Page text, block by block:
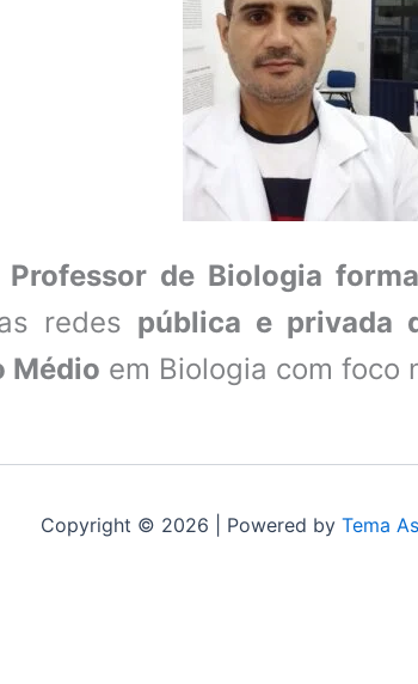
Professor de Biologia
redes pública e privada
Médio em Biologia com foco
Copyright © 2026 | Powered by Tema